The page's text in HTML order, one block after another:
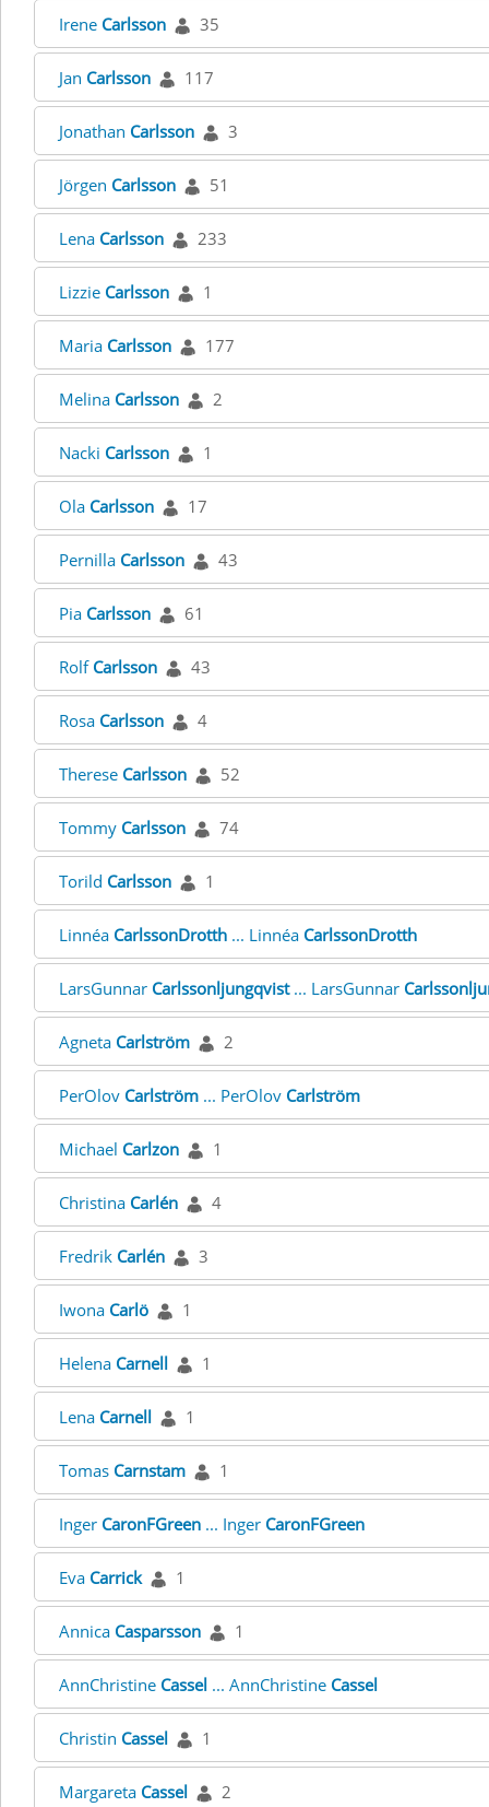
Irene Carlsson 35
Jan Carlsson 117
Jonathan Carlsson 3
Jörgen Carlsson 51
Lena Carlsson 233
Lizzie Carlsson 1
Maria Carlsson 177
Melina Carlsson 2
Nacki Carlsson 1
Ola Carlsson 17
Pernilla Carlsson 43
Pia Carlsson 61
Rolf Carlsson 43
Rosa Carlsson 4
Therese Carlsson 52
Tommy Carlsson 74
Torild Carlsson 1
Linnéa CarlssonDrotth ... Linnéa CarlssonDrotth
LarsGunnar Carlssonljungqvist... LarsGunnar
Agneta Carlström 2
PerOlov Carlström ... PerOlov Carlström
Michael Carlzon 1
Christina Carlén 4
Fredrik Carlén 3
Iwona Carlö 1
Helena Carnell 1
Lena Carnell 1
Tomas Carnstam 1
Inger CaronFGreen ... Inger CaronFGreen
Eva Carrick 1
Annica Casparsson 1
AnnChristine Cassel ... AnnChristine Cassel
Christin Cassel 1
Margareta Cassel 2